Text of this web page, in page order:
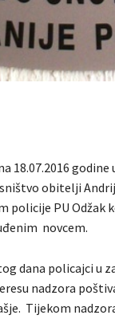
18.07.2016
obitelji
policije PU Odžak
novcem.
dana policajci u
nadzora
Tijekom